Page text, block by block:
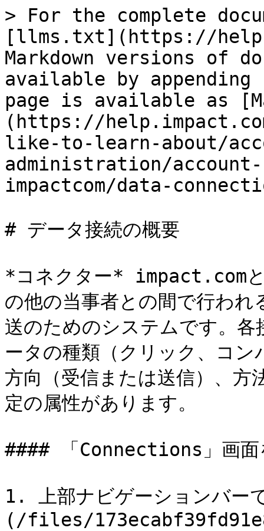
> For the complete
[llms.txt](https://
Markdown versions of
available by
page is available as
(https://
like-to-learn-about/
administration/
impactcom/data-
# データ接続の概要
*コネクター* impact.comと
の他の当事者との間で行わ
送のためのシステムです。
ータの種類（クリック、コ
方向（受信または送信）、方
定の属性があります。
#### 「Connections」画面
1. 上部ナビゲーションバ
(/files/